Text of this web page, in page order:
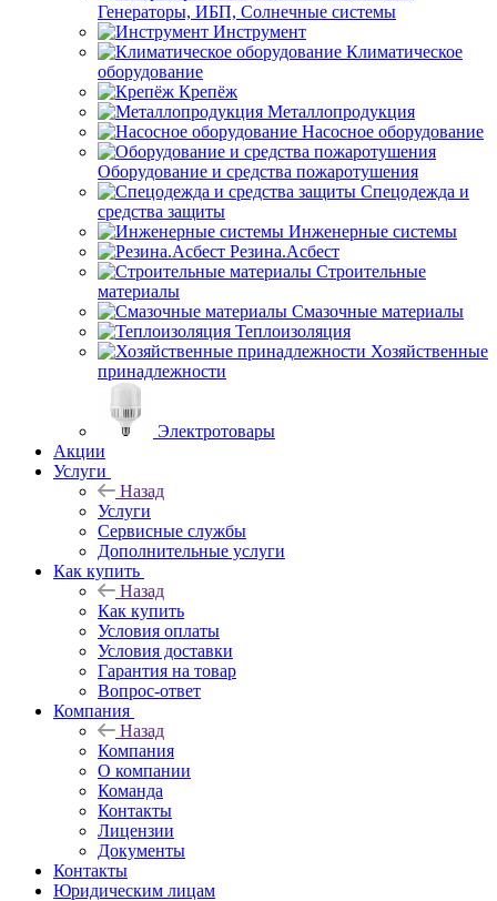
Генераторы, ИБП, Солнечные системы
Инструмент
Климатическое
оборудование
Крепёж
Металлопродукция
Насосное оборудование
Оборудование и средства пожаротушения
Спецодежда и
средства защиты
Инженерные системы
Резина.Асбест
Строительные
материалы
Смазочные материалы
Теплоизоляция
Хозяйственные
принадлежности
Электротовары
Акции
Услуги
Назад
Услуги
Сервисные службы
Дополнительные услуги
Как купить
Назад
Как купить
Условия оплаты
Условия доставки
Гарантия на товар
Вопрос-ответ
Компания
Назад
Компания
О компании
Команда
Контакты
Лицензии
Документы
Контакты
Юридическим лицам